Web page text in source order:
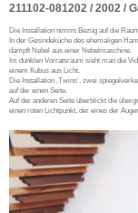
211102-081202 / 2002 /
Die Installation nimmt Bezug auf die
In der Gesindeküche des ehemaligen
dampft Nebel aus einer Nebelmaschine.
Im dunklen Vorratsraum sieht man die
einem Kubus aus Licht.
Die Installation ‚Twins‘, zwei
auf der einen Seite.
Auf der anderen Seite überblickt die
einen roten Lichtpunkt, der eines der